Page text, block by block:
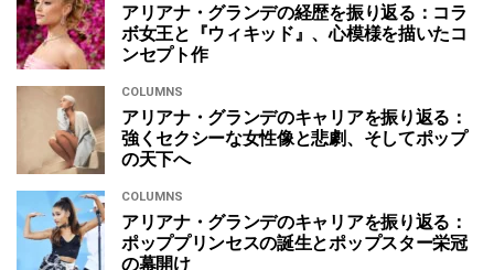
アリアナ・グランデの経歴を振り返る：コラ
ボ女王と『ウィキッド』、心模様を描いたコ
ンセプト作
COLUMNS
アリアナ・グランデのキャリアを振り返る：
強くセクシーな女性像と悲劇、そしてポップ
の天下へ
COLUMNS
アリアナ・グランデのキャリアを振り返る：
ポッププリンセスの誕生とポップスター栄冠
の幕開け